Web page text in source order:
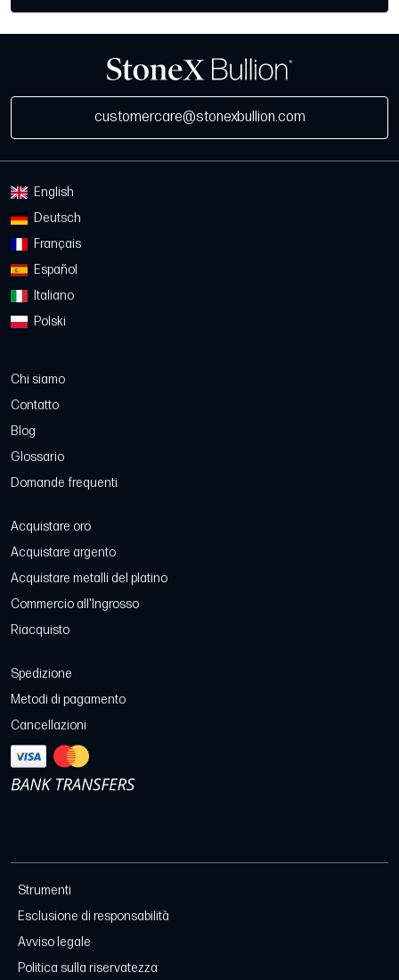
customercare@stonexbullion.com
English
Deutsch
Français
Español
Italiano
Polski
Chi siamo
Contatto
Blog
Glossario
Domande frequenti
Acquistare oro
Acquistare argento
Acquistare metalli del platino
Commercio all'Ingrosso
Riacquisto
Spedizione
Metodi di pagamento
Cancellazioni
Strumenti
Esclusione di responsabilità
Avviso legale
Politica sulla riservatezza